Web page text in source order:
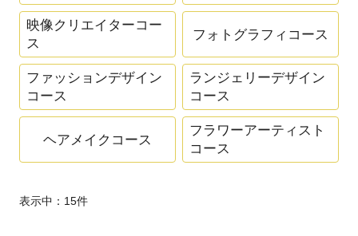
映像クリエイターコー
ス
フォトグラフィコース
ファッションデザイン
コース
ランジェリーデザイン
コース
ヘアメイクコース
フラワーアーティスト
コース
表示中： 15件